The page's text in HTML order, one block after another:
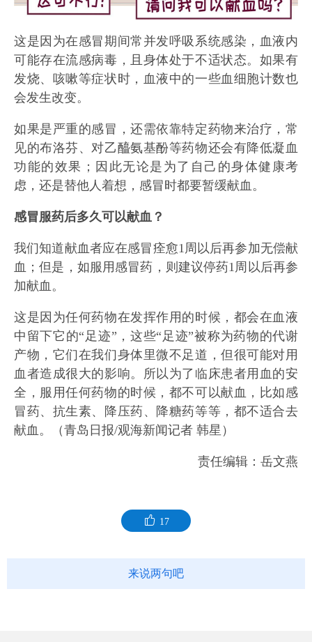
这是因为在感冒期间常并发呼吸系统感染，血液内
可能存在流感病毒，且身体处于不适状态。如果有
发烧、咳嗽等症状时，血液中的一些血细胞计数也
会发生改变。
如果是严重的感冒，还需依靠特定药物来治疗，常
见的布洛芬、对乙醯氨基酚等药物还会有降低凝血
功能的效果；因此无论是为了自己的身体健康考
虑，还是替他人着想，感冒时都要暂缓献血。
感冒服药后多久可以献血？
我们知道献血者应在感冒痊愈1周以后再参加无偿献
血；但是，如服用感冒药，则建议停药1周以后再参
加献血。
这是因为任何药物在发挥作用的时候，都会在血液
中留下它的“足迹”，这些“足迹”被称为药物的代谢
产物，它们在我们身体里微不足道，但很可能对用
血者造成很大的影响。所以为了临床患者用血的安
全，服用任何药物的时候，都不可以献血，比如感
冒药、抗生素、降压药、降糖药等等，都不适合去
献血。（青岛日报/观海新闻记者 韩星）
责任编辑：岳文燕
17
来说两句吧